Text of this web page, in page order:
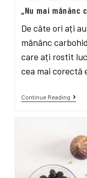
„Nu mai mănânc
De câte ori ați
mănânc
care ați rostit
cea mai corectă
Continue Reading